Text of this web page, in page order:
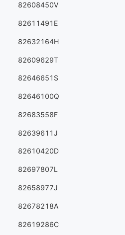
82608450V
82611491E
82632164H
82609629T
82646651S
82646100Q
82683558F
82639611J
82610420D
82697807L
82658977J
82678218A
82619286C